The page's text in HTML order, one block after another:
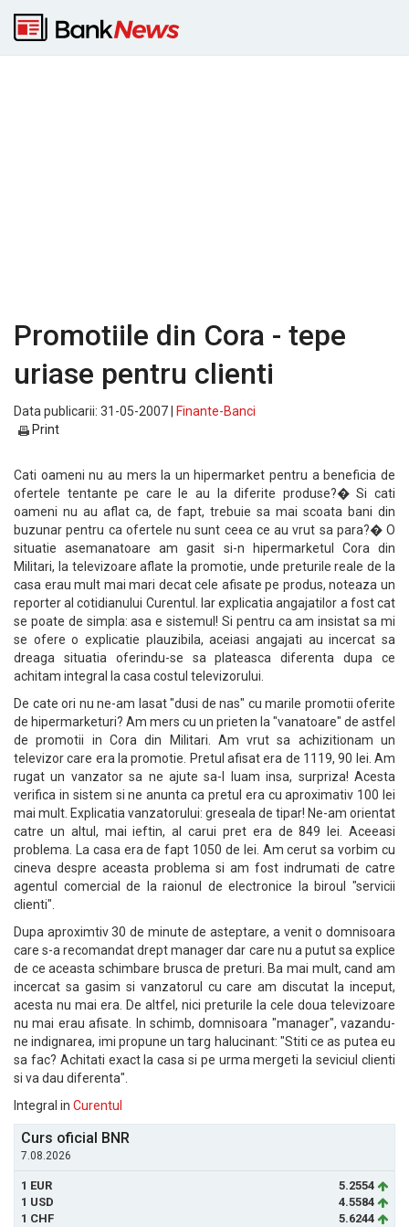
Promotiile din Cora - tepe
uriase pentru clienti
Data publicarii: 31-05-2007 |
Finante-Banci
Print
Cati oameni nu au mers la un hipermarket pentru a beneficia de
ofertele tentante pe care le au la diferite produse?� Si cati
oameni nu au aflat ca, de fapt, trebuie sa mai scoata bani din
buzunar pentru ca ofertele nu sunt ceea ce au vrut sa para?� O
situatie asemanatoare am gasit si-n hipermarketul Cora din
Militari, la televizoare aflate la promotie, unde preturile reale de la
casa erau mult mai mari decat cele afisate pe produs, noteaza un
reporter al cotidianului Curentul. Iar explicatia angajatilor a fost cat
se poate de simpla: asa e sistemul! Si pentru ca am insistat sa mi
se ofere o explicatie plauzibila, aceiasi angajati au incercat sa
dreaga situatia oferindu-se sa plateasca diferenta dupa ce
achitam integral la casa costul televizorului.
De cate ori nu ne-am lasat "dusi de nas" cu marile promotii oferite
de hipermarketuri? Am mers cu un prieten la "vanatoare" de astfel
de promotii in Cora din Militari. Am vrut sa achizitionam un
televizor care era la promotie. Pretul afisat era de 1119, 90 lei. Am
rugat un vanzator sa ne ajute sa-l luam insa, surpriza! Acesta
verifica in sistem si ne anunta ca pretul era cu aproximativ 100 lei
mai mult. Explicatia vanzatorului: greseala de tipar! Ne-am orientat
catre un altul, mai ieftin, al carui pret era de 849 lei. Aceeasi
problema. La casa era de fapt 1050 de lei. Am cerut sa vorbim cu
cineva despre aceasta problema si am fost indrumati de catre
agentul comercial de la raionul de electronice la biroul "servicii
clienti".
Dupa aproximtiv 30 de minute de asteptare, a venit o domnisoara
care s-a recomandat drept manager dar care nu a putut sa explice
de ce aceasta schimbare brusca de preturi. Ba mai mult, cand am
incercat sa gasim si vanzatorul cu care am discutat la inceput,
acesta nu mai era. De altfel, nici preturile la cele doua televizoare
nu mai erau afisate. In schimb, domnisoara "manager", vazandu-
ne indignarea, imi propune un targ halucinant: "Stiti ce as putea eu
sa fac? Achitati exact la casa si pe urma mergeti la seviciul clienti
si va dau diferenta".
Integral in Curentul
Curs oficial BNR
7.08.2026
1 EUR
5.2554
1 USD
4.5584
1 CHF
5.6244